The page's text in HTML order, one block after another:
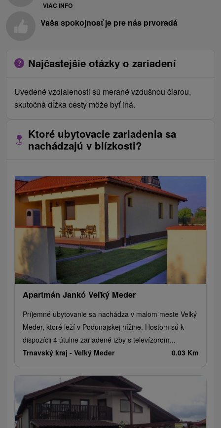
VIAC INFO
Vaša spokojnosť je pre nás prvoradá
Najčastejšie otázky o zariadení
Uvedené vzdialenosti sú merané vzdušnou čiarou,
skutočná dĺžka cesty môže byť iná.
Ktoré ubytovacie zariadenia sa
nachádzajú v blízkosti?
Apartmán Jankó Veľký Meder
Príjemné ubytovanie sa nachádza v malom meste Veľký
Meder, ktoré leží v Podunajskej nížine. Hosťom sú k
dispozícii 4 útulne zariadené izby s televízorom...
Trnavský kraj - Veľký Meder 0.03 Km